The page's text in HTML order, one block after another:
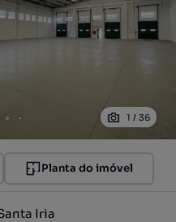
1 / 36
Planta do imóvel
Iria